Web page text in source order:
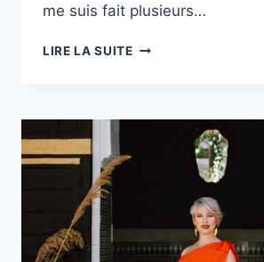
me suis fait plusieurs…
LIRE LA SUITEROUGE